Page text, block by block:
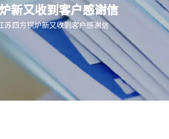
新又收到客户感谢信
四方锅炉新又收到客户感谢信